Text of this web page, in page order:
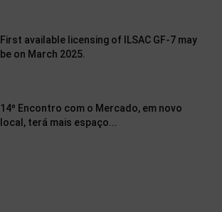
First available licensing of ILSAC GF-7 may
be on March 2025.
14º Encontro com o Mercado, em novo
local, terá mais espaço...